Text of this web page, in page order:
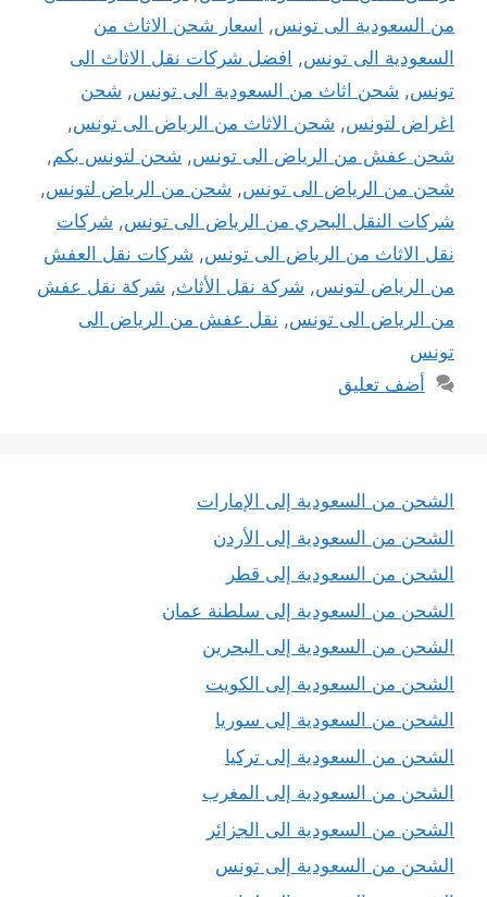
من السعودية الى تونس, اسعار شحن الاثاث من
السعودية الى تونس, افضل شركات نقل الاثاث الى
تونس, شحن اثاث من السعودية الى تونس, شحن
اغراض لتونس, شحن الاثاث من الرياض الى تونس,
شحن عفش من الرياض الى تونس, شحن لتونس بكم,
شحن من الرياض الى تونس, شحن من الرياض لتونس,
شركات النقل البحري من الرياض الى تونس, شركات
نقل الاثاث من الرياض الى تونس, شركات نقل العفش
من الرياض لتونس, شركة نقل الأثاث, شركة نقل عفش
من الرياض الى تونس, نقل عفش من الرياض الى
تونس
أضف تعليق
الشحن من السعودية إلى الإمارات
الشحن من السعودية إلى الأردن
الشحن من السعودية إلى قطر
الشحن من السعودية إلى سلطنة عمان
الشحن من السعودية إلى البحرين
الشحن من السعودية إلى الكويت
الشحن من السعودية إلى سوريا
الشحن من السعودية إلى تركيا
الشحن من السعودية إلى المغرب
الشحن من السعودية الى الجزائر
الشحن من السعودية إلى تونس